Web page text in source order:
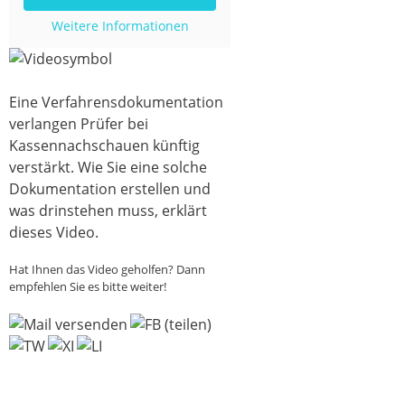
Weitere Informationen
Eine Verfahrensdokumentation
verlangen Prüfer bei
Kassennachschauen künftig
verstärkt. Wie Sie eine solche
Dokumentation erstellen und
was drinstehen muss, erklärt
dieses Video.
Hat Ihnen das Video geholfen? Dann
empfehlen Sie es bitte weiter!